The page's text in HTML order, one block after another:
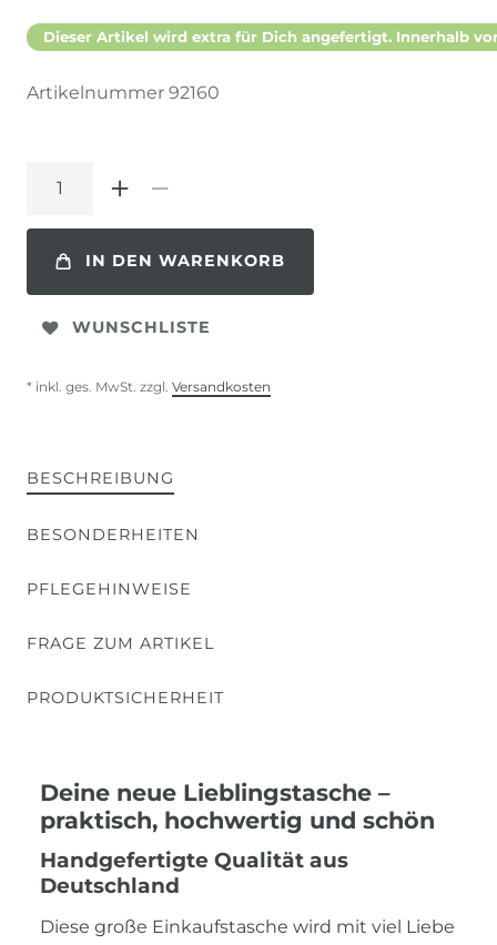
Dieser Artikel wird extra für Dich angefertigt. Innerhalb
Artikelnummer 92160
IN DEN WARENKORB
WUNSCHLISTE
* inkl. ges. MwSt. zzgl. Versandkosten
BESCHREIBUNG
BESONDERHEITEN
PFLEGEHINWEISE
FRAGE ZUM ARTIKEL
PRODUKTSICHERHEIT
Deine neue Lieblingstasche –
praktisch, hochwertig und schön
Handgefertigte Qualität aus
Deutschland
Diese große Einkaufstasche wird mit viel Liebe